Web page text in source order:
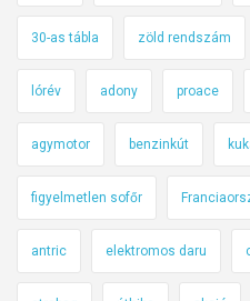
30-as tábla zöld rendszám
lórév adony proace
agymotor benzinkút
figyelmetlen sofőr
antric elektromos daru